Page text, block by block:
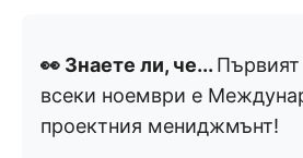
👀 Знаете ли, че... Първият
всеки ноември е
проектния мениджмънт!